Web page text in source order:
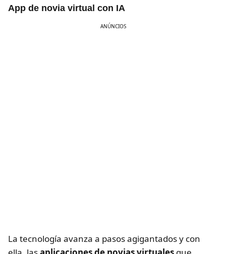
App de novia virtual con IA
ANÚNCIOS
La tecnología avanza a pasos agigantados y con